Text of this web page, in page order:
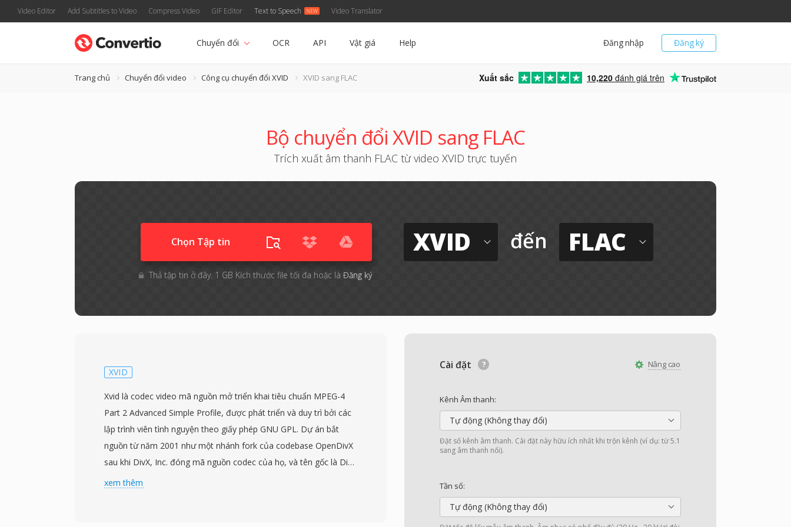
Video Editor Add Subtitles to Video Compress Video GIF Editor Text to Speech Video Translator
Đăng ký
Đăng nhập
Chuyển đổi OCR API Vật giá Help
Trang chủ Chuyển đổi video Công cụ chuyển đổi XVID XVID sang FLAC Xuất sắc 10,220 đánh giá trên
Bộ chuyển đổi XVID sang FLAC
Trích xuất âm thanh FLAC từ video XVID trực tuyến
Chọn Tập tin
Thả tập tin ở đây. 1 GB Kích thước file tối đa hoặc là Đăng ký
XVID đến FLAC
Nâng cao
Cài đặt
Kênh Âm thanh:
Tự động (Không thay đổi)
Đặt số kênh âm thanh. Cài đặt này hữu ích nhất khi trộn kênh (ví dụ: từ 5.1
sang âm thanh nổi).
Tần số:
Tự động (Không thay đổi)
XVID
Xvid là codec video mã nguồn mở triển khai tiêu chuẩn MPEG-4
Part 2 Advanced Simple Profile, được phát triển và duy trì bởi các
lập trình viên tình nguyện theo giấy phép GNU GPL. Dự án bắt
nguồn từ năm 2001 như một nhánh fork của codebase OpenDivX
sau khi DivX, Inc. đóng mã nguồn codec của họ, và tên gốc là DivX
viết ngược để gợi nhắc lịch sử này. Xvid đạt được sự áp dụng rộng
xem thêm